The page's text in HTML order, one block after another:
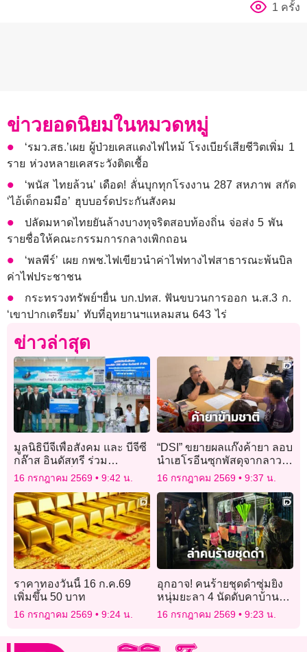
1 ครั้ง
ข่าวยอดนิยมในหมวดหมู่
‘รมว.สธ.’เผย ผู้ป่วยเคสแดงไฟไหม้ โรงเบียร์เสียชีวิตเพิ่ม 1
ราย ห่วงหลายเคสระวังติดเชื้อ
‘พนัส ไทยล้วน’ เดือด! ลั่นบุกทุกโรงงาน 287 สหภาพ สกัด
‘ไอ้เด็กอมมือ’ ฮุบบอร์ดประกันสังคม
ปลัดมหาดไทยยันล้างบางทุจริตสอบท้องถิ่น จ่อส่ง 5 พัน
รายชื่อให้คณะกรรมการกลางเพิกถอน
‘พลพีร์’ เผย กพช.ไฟเขียวนำค่าไฟทางไฟสาธารณะพ้นบิล
ค่าไฟประชาชน
กระทรวงทรัพย์ฯยื่น บก.ปทส. ฟันขบวนการออก น.ส.3 ก.
‘เขาปากเตรียม’ ทับที่อุทยานฯแหลมสน 643 ไร่
ข่าวล่าสุด
มูลนิธิบีจีเพื่อสังคม และ บีจีซี
กล๊าส อินดัสทรี ร่วม
สนับสนุนเครื่องมือแพทย์ โรง
พยาบาลพระนครศรีอยุธยา
16 กรกฎาคม 2569 9:42 น.
“DSI” ขยายผลแก๊งค้ายา ลอบ
นำเฮโรอีนซุกพัสดุจากลาว
เข้าไทย เตรียมส่ง
ออสเตรเลีย-ไต้หวัน
16 กรกฎาคม 2569 9:37 น.
ราคาทองวันนี้ 16 ก.ค.69
เพิ่มขึ้น 50 บาท
16 กรกฎาคม 2569 9:24 น.
อุกอาจ! คนร้ายชุดดำซุ่มยิง
หนุ่มยะลา 4 นัดดับคาบ้านที่
บันนังสตา ตร.เร่งล่าตัว
16 กรกฎาคม 2569 9:23 น.